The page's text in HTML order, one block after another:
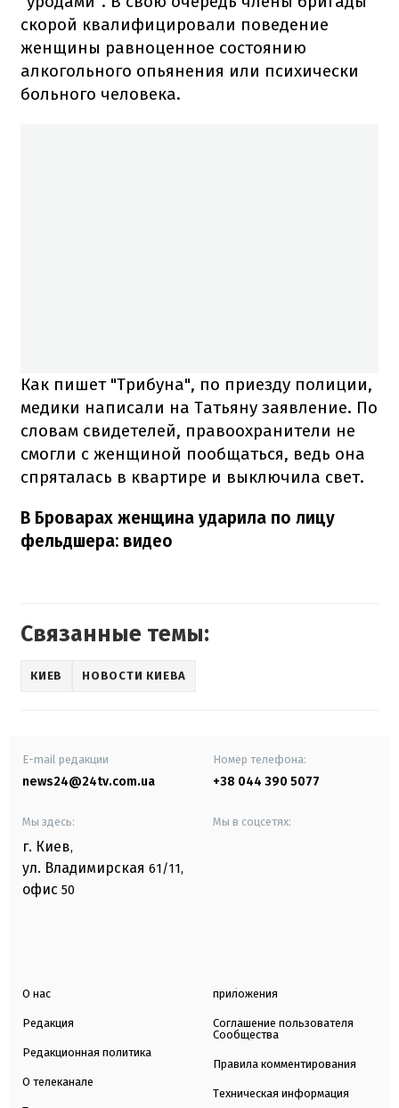
скорой квалифицировали поведение
женщины равноценное состоянию
алкогольного опьянения или психически
больного человека.
Как пишет "Трибуна", по приезду полиции,
медики написали на Татьяну заявление. По
словам свидетелей, правоохранители не
смогли с женщиной пообщаться, ведь она
спряталась в квартире и выключила свет.
В Броварах женщина ударила по лицу
фельдшера: видео
Связанные темы:
КИЕВ НОВОСТИ КИЕВА
E-mail редакции
news24@24tv.com.ua
Номер телефона:
+38 044 390 5077
Мы здесь:
г. Киев,
ул. Владимирская 61/11,
офис 50
Мы в соцсетях:
О нас
Редакция
Редакционная политика
О телеканале
приложения
Соглашение пользователя
Сообщества
Правила комментирования
Техническая информация